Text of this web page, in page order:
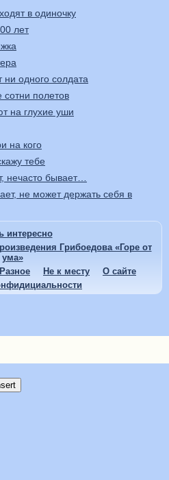
в одиночку
лет
одного солдата
сотни полетов
на глухие уши
на кого
тебе
нечасто бывает…
не может держать себя в
интересно
Грибоедова «Горе от
ума»
Разное Не к месту
О сайте